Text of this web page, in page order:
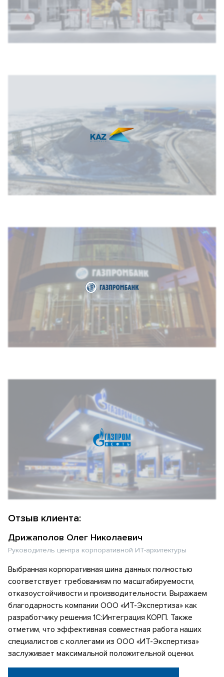
Отзыв клиента:
Дрижаполов Олег Николаевич
Руководитель центра корпоративной ИТ-архитектуры
Выбранная корпоративная шина данных полностью
соответствует требованиям по масштабируемости,
отказоустойчивости и производительности. Выражаем
благодарность компании ООО «ИТ-Экспертиза» как
разработчику решения 1С:Интеграция КОРП. Также
отметим, что эффективная совместная работа наших
специалистов с коллегами из ООО «ИТ-Экспертиза»
заслуживает максимальной положительной оценки.